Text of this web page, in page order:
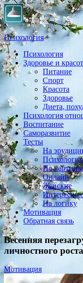
Психология
Практическая
здоровье, воспитание,
Психология
Здоровье и
Питание
Спорт
Красота
Здоровье
Диета,
Психология
Воспитание
Саморазвитие
Тесты
На
По
Онлайн
Женские
Интересные
На логику
Мотивация
Обратная связь
Весенняя
личностного роста
Мотивация